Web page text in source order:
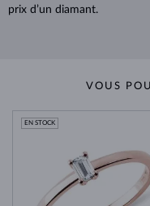
prix d’un diamant.
VOUS
EN STOCK